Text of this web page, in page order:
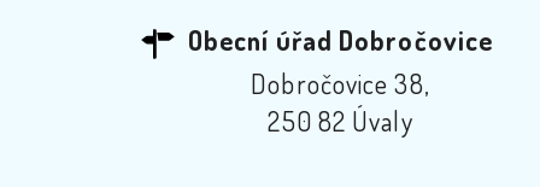
Obecní úřad Dobročovice
Dobročovice 38,
250 82 Úvaly